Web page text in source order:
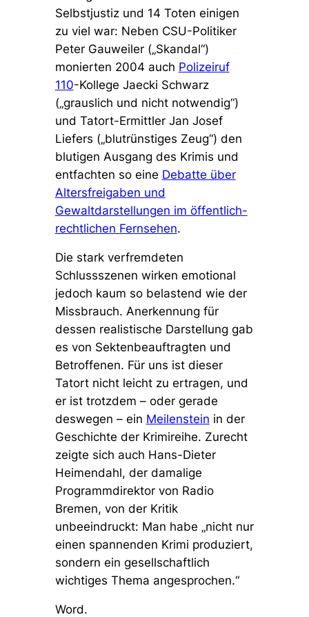
Selbstjustiz und 14 Toten einigen
zu viel war: Neben CSU-Politiker
Peter Gauweiler („Skandal“)
monierten 2004 auch Polizeiruf
110-Kollege Jaecki Schwarz
(„grauslich und nicht notwendig“)
und Tatort-Ermittler Jan Josef
Liefers („blutrünstiges Zeug“) den
blutigen Ausgang des Krimis und
entfachten so eine Debatte über
Altersfreigaben und
Gewaltdarstellungen im öffentlich-
rechtlichen Fernsehen.
Die stark verfremdeten
Schlussszenen wirken emotional
jedoch kaum so belastend wie der
Missbrauch. Anerkennung für
dessen realistische Darstellung gab
es von Sektenbeauftragten und
Betroffenen. Für uns ist dieser
Tatort nicht leicht zu ertragen, und
er ist trotzdem – oder gerade
deswegen – ein Meilenstein in der
Geschichte der Krimireihe. Zurecht
zeigte sich auch Hans-Dieter
Heimendahl, der damalige
Programmdirektor von Radio
Bremen, von der Kritik
unbeeindruckt: Man habe „nicht nur
einen spannenden Krimi produziert,
sondern ein gesellschaftlich
wichtiges Thema angesprochen.“
Word.